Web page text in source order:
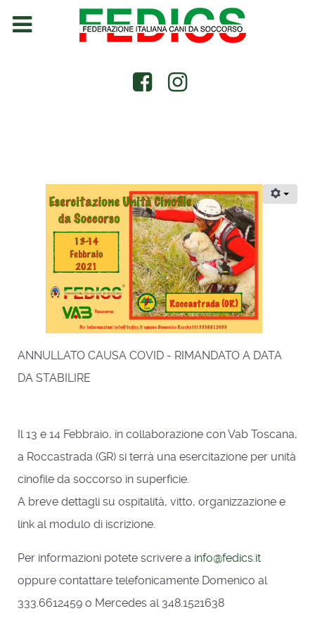
ANNULLATO CAUSA COVID - RIMANDATO A DATA
DA STABILIRE
Il 13 e 14 Febbraio, in collaborazione con Vab Toscana,
a Roccastrada (GR) si terrà una esercitazione per unità
cinofile da soccorso in superficie.
A breve dettagli su ospitalità, vitto, organizzazione e
link al modulo di iscrizione.
Per informazioni potete scrivere a info@fedics.it
oppure contattare telefonicamente Domenico al
333.6612459 o Mercedes al 348.1521638